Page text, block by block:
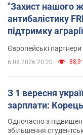
"Захист нашого
антибалістику
підтримку
Європейські
6.08.2026 20:20 88,9
З 1 вересня
зарплати:
Одночасно з
збільшення